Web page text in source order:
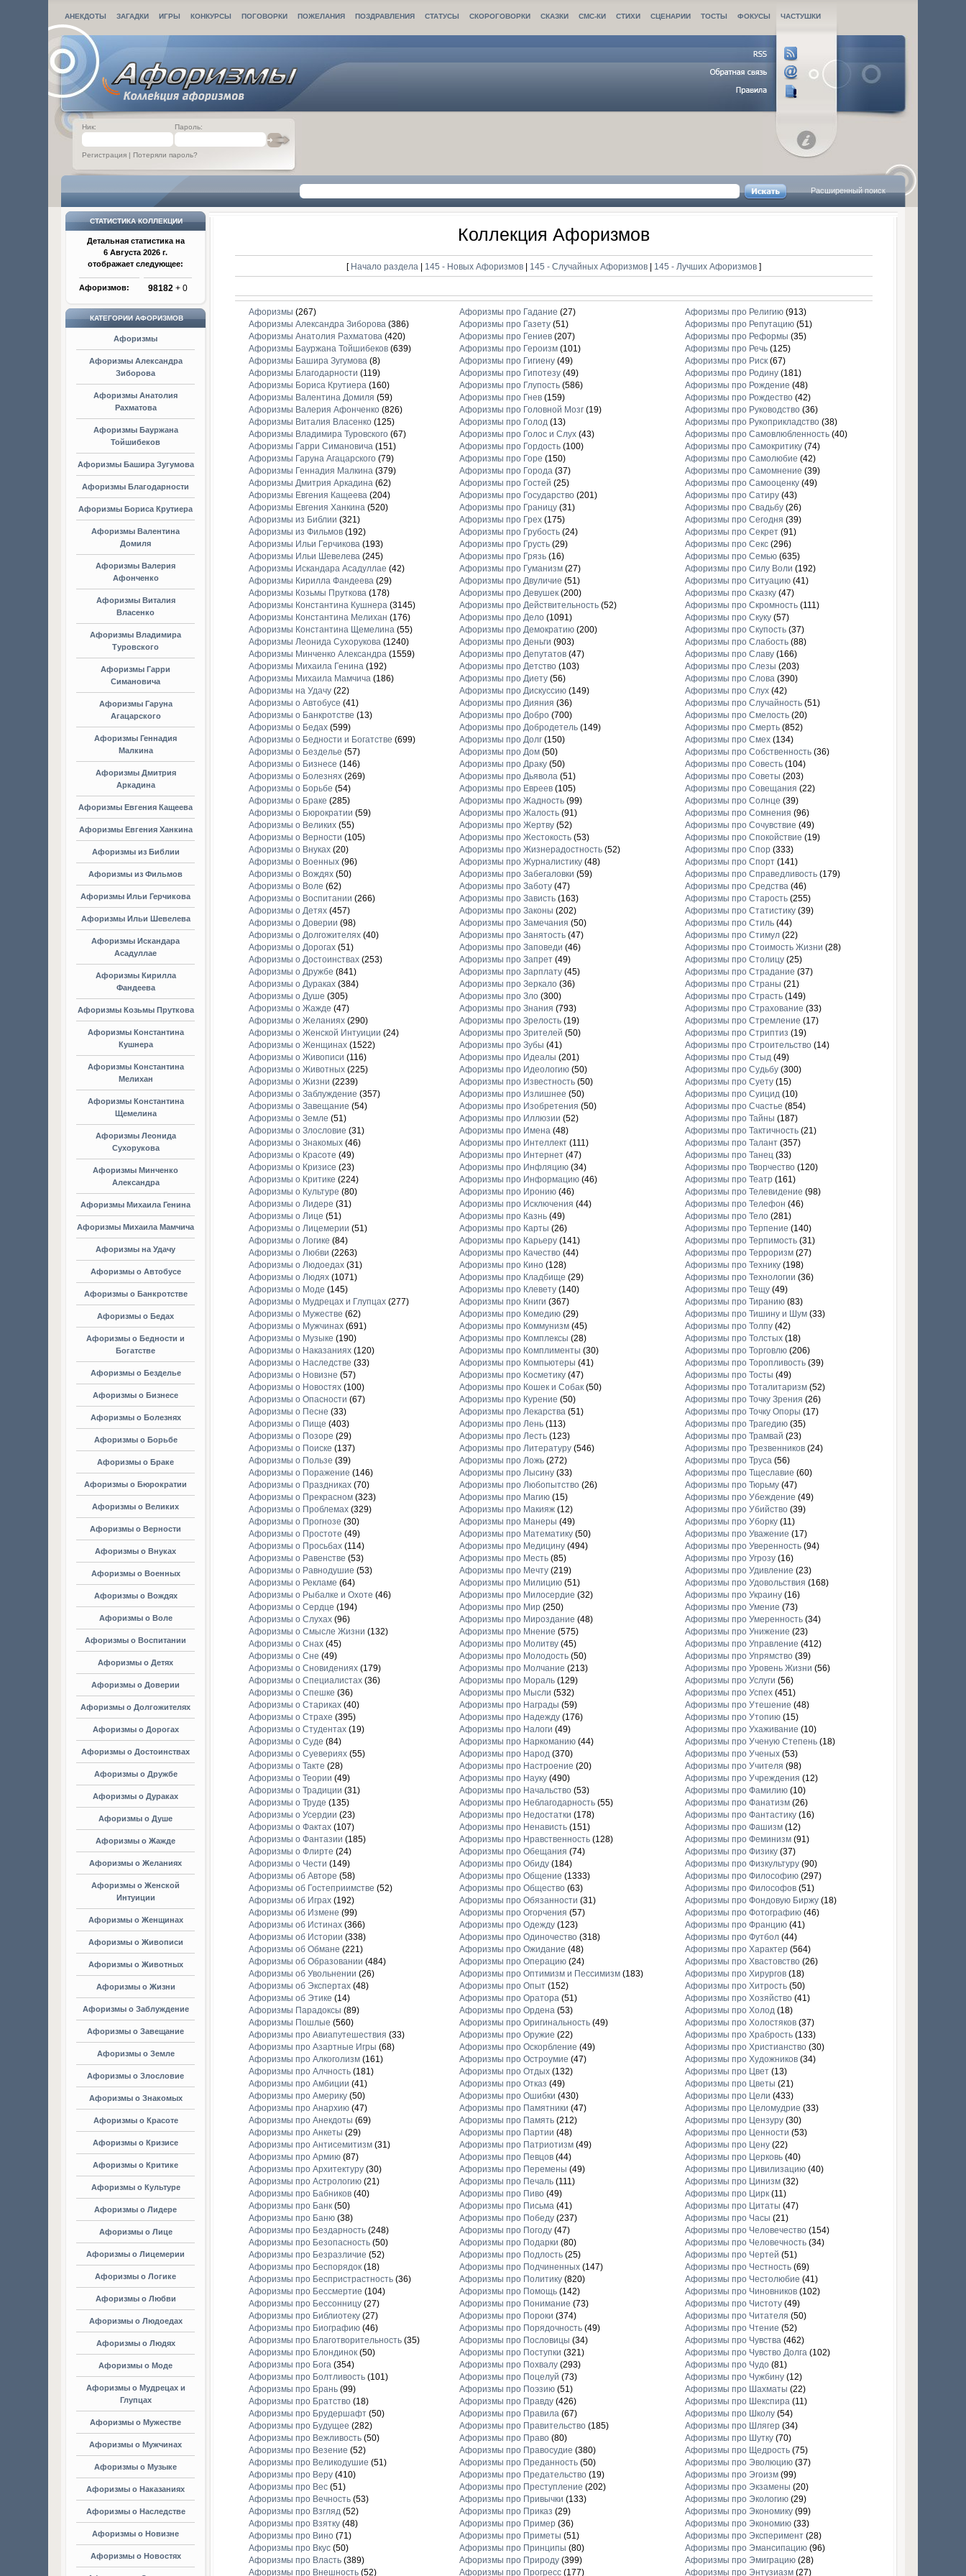
АНЕКДОТЫ ЗАГАДКИ ИГРЫ КОНКУРСЫ ПОГОВОРКИ ПОЖЕЛАНИЯ ПОЗДРАВЛЕНИЯ СТАТУСЫ СКОРОГОВОРКИ СКАЗКИ СМС-КИ СТИХИ СЦЕНАРИИ ТОСТЫ ФОКУСЫ ЧАСТУШКИ
Ник: Пароль:
Регистрация | Потеряли пароль?
Расширенный поиск
СТАТИСТИКА КОЛЛЕКЦИИ
Детальная статистика на
6 Августа 2026 г.
отображает следующее:
Афоризмов: 98182+ 0
КАТЕГОРИИ АФОРИЗМОВ
Афоризмы
Афоризмы Александра
Зиборова
Афоризмы Анатолия
Рахматова
Афоризмы Бауржана
Тойшибеков
Афоризмы Башира Зугумова
Афоризмы Благодарности
Афоризмы Бориса Крутиера
Афоризмы Валентина
Домиля
Афоризмы Валерия
Афонченко
Афоризмы Виталия
Власенко
Афоризмы Владимира
Туровского
Афоризмы Гарри
Симановича
Афоризмы Гаруна
Агацарского
Афоризмы Геннадия
Малкина
Афоризмы Дмитрия
Аркадина
Афоризмы Евгения Кащеева
Афоризмы Евгения Ханкина
Афоризмы из Библии
Афоризмы из Фильмов
Афоризмы Ильи Герчикова
Афоризмы Ильи Шевелева
Афоризмы Искандара
Асадуллае
Афоризмы Кирилла
Фандеева
Афоризмы Козьмы Пруткова
Афоризмы Константина
Кушнера
Афоризмы Константина
Мелихан
Афоризмы Константина
Щемелина
Афоризмы Леонида
Сухорукова
Афоризмы Минченко
Александра
Афоризмы Михаила Генина
Афоризмы Михаила Мамчича
Афоризмы на Удачу
Афоризмы о Автобусе
Афоризмы о Банкротстве
Афоризмы о Бедах
Афоризмы о Бедности и
Богатстве
Афоризмы о Безделье
Афоризмы о Бизнесе
Афоризмы о Болезнях
Афоризмы о Борьбе
Афоризмы о Браке
Афоризмы о Бюрократии
Афоризмы о Великих
Афоризмы о Верности
Афоризмы о Внуках
Афоризмы о Военных
Афоризмы о Вождях
Афоризмы о Воле
Афоризмы о Воспитании
Афоризмы о Детях
Афоризмы о Доверии
Афоризмы о Долгожителях
Афоризмы о Дорогах
Афоризмы о Достоинствах
Афоризмы о Дружбе
Афоризмы о Дураках
Афоризмы о Душе
Афоризмы о Жажде
Афоризмы о Желаниях
Афоризмы о Женской
Интуиции
Афоризмы о Женщинах
Афоризмы о Живописи
Афоризмы о Животных
Афоризмы о Жизни
Афоризмы о Заблуждение
Афоризмы о Завещание
Афоризмы о Земле
Афоризмы о Злословие
Афоризмы о Знакомых
Афоризмы о Красоте
Афоризмы о Кризисе
Афоризмы о Критике
Афоризмы о Культуре
Афоризмы о Лидере
Афоризмы о Лице
Афоризмы о Лицемерии
Афоризмы о Логике
Афоризмы о Любви
Афоризмы о Людоедах
Афоризмы о Людях
Афоризмы о Моде
Афоризмы о Мудрецах и
Глупцах
Афоризмы о Мужестве
Афоризмы о Мужчинах
Афоризмы о Музыке
Афоризмы о Наказаниях
Афоризмы о Наследстве
Афоризмы о Новизне
Афоризмы о Новостях
Коллекция Афоризмов
[ Начало раздела | 145 - Новых Афоризмов | 145 - Случайных Афоризмов | 145 - Лучших Афоризмов]
Афоризмы (267)
Афоризмы Александра Зиборова(386)
Афоризмы Анатолия Рахматова(420)
Афоризмы Бауржана Тойшибеков(639)
Афоризмы Башира Зугумова(8)
Афоризмы Благодарности (119)
Афоризмы Бориса Крутиера(160)
Афоризмы Валентина Домиля (59)
Афоризмы Валерия Афонченко(826)
Афоризмы Виталия Власенко(125)
Афоризмы Владимира Туровского(67)
Афоризмы Гарри Симановича(151)
Афоризмы Гаруна Агацарского(79)
Афоризмы Геннадия Малкина(379)
Афоризмы Дмитрия Аркадина(62)
Афоризмы Евгения Кащеева(204)
Афоризмы Евгения Ханкина(520)
Афоризмы из Библии (321)
Афоризмы из Фильмов(192)
Афоризмы Ильи Герчикова(193)
Афоризмы Ильи Шевелева(245)
Афоризмы Искандара Асадуллае (42)
Афоризмы Кирилла Фандеева(29)
Афоризмы Козьмы Пруткова(178)
Афоризмы Константина Кушнера(3145)
Афоризмы Константина Мелихан (176)
Афоризмы Константина Щемелина(55)
Афоризмы Леонида Сухорукова(1240)
Афоризмы Минченко Александра(1559)
Афоризмы Михаила Генина(192)
Афоризмы Михаила Мамчича(186)
Афоризмы на Удачу(22)
Афоризмы о Автобусе (41)
Афоризмы о Банкротстве (13)
Афоризмы о Бедах(599)
Афоризмы о Бедности и Богатстве (699)
Афоризмы о Безделье (57)
Афоризмы о Бизнесе (146)
Афоризмы о Болезнях(269)
Афоризмы о Борьбе (54)
Афоризмы о Браке (285)
Афоризмы о Бюрократии (59)
Афоризмы о Великих(55)
Афоризмы о Верности (105)
Афоризмы о Внуках(20)
Афоризмы о Военных(96)
Афоризмы о Вождях(50)
Афоризмы о Воле (62)
Афоризмы о Воспитании (266)
Афоризмы о Детях(457)
Афоризмы о Доверии (98)
Афоризмы о Долгожителях(40)
Афоризмы о Дорогах(51)
Афоризмы о Достоинствах(253)
Афоризмы о Дружбе (841)
Афоризмы о Дураках(384)
Афоризмы о Душе (305)
Афоризмы о Жажде (47)
Афоризмы о Желаниях(290)
Афоризмы о Женской Интуиции (24)
Афоризмы о Женщинах(1522)
Афоризмы о Живописи (116)
Афоризмы о Животных(225)
Афоризмы о Жизни (2239)
Афоризмы о Заблуждение (357)
Афоризмы о Завещание (54)
Афоризмы о Земле (51)
Афоризмы о Злословие (31)
Афоризмы о Знакомых(46)
Афоризмы о Красоте (49)
Афоризмы о Кризисе (23)
Афоризмы о Критике (224)
Афоризмы о Культуре (80)
Афоризмы о Лидере (31)
Афоризмы о Лице (51)
Афоризмы о Лицемерии (51)
Афоризмы о Логике (84)
Афоризмы о Любви (2263)
Афоризмы о Людоедах(31)
Афоризмы о Людях(1071)
Афоризмы о Моде (145)
Афоризмы о Мудрецах и Глупцах(277)
Афоризмы о Мужестве (62)
Афоризмы о Мужчинах(691)
Афоризмы о Музыке (190)
Афоризмы о Наказаниях(120)
Афоризмы о Наследстве (33)
Афоризмы о Новизне (57)
Афоризмы о Новостях(100)
Афоризмы о Опасности (67)
Афоризмы о Песне (33)
Афоризмы о Пище (403)
Афоризмы о Позоре (29)
Афоризмы о Поиске (137)
Афоризмы о Пользе (39)
Афоризмы о Поражение (146)
Афоризмы о Праздниках(70)
Афоризмы о Прекрасном(323)
Афоризмы о Проблемах(329)
Афоризмы о Прогнозе (30)
Афоризмы о Простоте (49)
Афоризмы о Просьбах(114)
Афоризмы о Равенстве (53)
Афоризмы о Равнодушие (53)
Афоризмы о Рекламе (64)
Афоризмы о Рыбалке и Охоте (46)
Афоризмы о Сердце (194)
Афоризмы о Слухах(96)
Афоризмы о Смысле Жизни (132)
Афоризмы о Снах(45)
Афоризмы о Сне (49)
Афоризмы о Сновидениях(179)
Афоризмы о Специалистах(36)
Афоризмы о Спешке (36)
Афоризмы о Стариках(40)
Афоризмы о Страхе (395)
Афоризмы о Студентах(19)
Афоризмы о Суде (84)
Афоризмы о Суевериях(55)
Афоризмы о Такте (28)
Афоризмы о Теории (49)
Афоризмы о Традиции (31)
Афоризмы о Труде (135)
Афоризмы о Усердии (23)
Афоризмы о Фактах(107)
Афоризмы о Фантазии (185)
Афоризмы о Флирте (24)
Афоризмы о Чести (149)
Афоризмы об Авторе (58)
Афоризмы об Гостеприимстве (52)
Афоризмы об Играх(192)
Афоризмы об Измене (99)
Афоризмы об Истинах(366)
Афоризмы об Истории (338)
Афоризмы об Обмане (221)
Афоризмы об Образовании (484)
Афоризмы об Увольнении (26)
Афоризмы об Экспертах(48)
Афоризмы об Этике (14)
Афоризмы Парадоксы (89)
Афоризмы Пошлые (560)
Афоризмы про Авиапутешествия (33)
Афоризмы про Азартные Игры (68)
Афоризмы про Алкоголизм(161)
Афоризмы про Алчность(181)
Афоризмы про Амбиции (41)
Афоризмы про Америку(50)
Афоризмы про Анархию(47)
Афоризмы про Анекдоты (69)
Афоризмы про Анкеты (29)
Афоризмы про Антисемитизм(31)
Афоризмы про Армию(87)
Афоризмы про Архитектуру(30)
Афоризмы про Астрологию(21)
Афоризмы про Бабников(40)
Афоризмы про Банк(50)
Афоризмы про Баню(38)
Афоризмы про Бездарность(248)
Афоризмы про Безопасность(50)
Афоризмы про Безразличие (52)
Афоризмы про Беспорядок(18)
Афоризмы про Беспристрастность(36)
Афоризмы про Бессмертие (104)
Афоризмы про Бессонницу(27)
Афоризмы про Библиотеку(27)
Афоризмы про Биографию(46)
Афоризмы про Благотворительность(35)
Афоризмы про Блондинок(50)
Афоризмы про Бога(354)
Афоризмы про Болтливость(101)
Афоризмы про Брань(99)
Афоризмы про Братство(18)
Афоризмы про Брудершафт(50)
Афоризмы про Будущее (282)
Афоризмы про Вежливость(50)
Афоризмы про Везение (52)
Афоризмы про Великодушие (51)
Афоризмы про Веру(410)
Афоризмы про Вес(51)
Афоризмы про Вечность(53)
Афоризмы про Взгляд(52)
Афоризмы про Взятку(48)
Афоризмы про Вино(71)
Афоризмы про Вкус(50)
Афоризмы про Власть(389)
Афоризмы про Внешность(52)
Афоризмы про Гадание (27)
Афоризмы про Газету(51)
Афоризмы про Гениев(207)
Афоризмы про Героизм(101)
Афоризмы про Гигиену(49)
Афоризмы про Гипотезу(49)
Афоризмы про Глупость(586)
Афоризмы про Гнев(159)
Афоризмы про Головной Мозг(19)
Афоризмы про Голод(13)
Афоризмы про Голос и Слух(43)
Афоризмы про Гордость(100)
Афоризмы про Горе (150)
Афоризмы про Города(37)
Афоризмы про Гостей (25)
Афоризмы про Государство(201)
Афоризмы про Границу(31)
Афоризмы про Грех(175)
Афоризмы про Грубость(24)
Афоризмы про Грусть(29)
Афоризмы про Грязь(16)
Афоризмы про Гуманизм(27)
Афоризмы про Двуличие (51)
Афоризмы про Девушек(200)
Афоризмы про Действительность(52)
Афоризмы про Дело(1091)
Афоризмы про Демократию(200)
Афоризмы про Деньги (903)
Афоризмы про Депутатов(47)
Афоризмы про Детство(103)
Афоризмы про Диету(56)
Афоризмы про Дискуссию(149)
Афоризмы про Дияния (36)
Афоризмы про Добро(700)
Афоризмы про Добродетель(149)
Афоризмы про Долг(150)
Афоризмы про Дом(50)
Афоризмы про Драку(50)
Афоризмы про Дьявола(51)
Афоризмы про Евреев(105)
Афоризмы про Жадность(99)
Афоризмы про Жалость(91)
Афоризмы про Жертву(52)
Афоризмы про Жестокость(53)
Афоризмы про Жизнерадостность(52)
Афоризмы про Журналистику(48)
Афоризмы про Забегаловки (59)
Афоризмы про Заботу(47)
Афоризмы про Зависть(163)
Афоризмы про Законы (202)
Афоризмы про Замечания (50)
Афоризмы про Занятость(47)
Афоризмы про Заповеди (46)
Афоризмы про Запрет(49)
Афоризмы про Зарплату(45)
Афоризмы про Зеркало(36)
Афоризмы про Зло(300)
Афоризмы про Знания (793)
Афоризмы про Зрелость(19)
Афоризмы про Зрителей (50)
Афоризмы про Зубы (41)
Афоризмы про Идеалы (201)
Афоризмы про Идеологию(50)
Афоризмы про Известность(50)
Афоризмы про Излишнее (50)
Афоризмы про Изобретения (50)
Афоризмы про Иллюзии (52)
Афоризмы про Имена(48)
Афоризмы про Интеллект(111)
Афоризмы про Интернет(47)
Афоризмы про Инфляцию(34)
Афоризмы про Информацию(46)
Афоризмы про Иронию(46)
Афоризмы про Исключения (44)
Афоризмы про Казнь(49)
Афоризмы про Карты (26)
Афоризмы про Карьеру(141)
Афоризмы про Качество(44)
Афоризмы про Кино(128)
Афоризмы про Кладбище (29)
Афоризмы про Клевету(140)
Афоризмы про Книги (367)
Афоризмы про Комедию(29)
Афоризмы про Коммунизм(45)
Афоризмы про Комплексы (28)
Афоризмы про Комплименты (30)
Афоризмы про Компьютеры (41)
Афоризмы про Косметику(47)
Афоризмы про Кошек и Собак(50)
Афоризмы про Курение (50)
Афоризмы про Лекарства(51)
Афоризмы про Лень(113)
Афоризмы про Лесть(123)
Афоризмы про Литературу(546)
Афоризмы про Ложь(272)
Афоризмы про Лысину(33)
Афоризмы про Любопытство(26)
Афоризмы про Магию(15)
Афоризмы про Макияж(12)
Афоризмы про Манеры (49)
Афоризмы про Математику(50)
Афоризмы про Медицину(494)
Афоризмы про Месть(85)
Афоризмы про Мечту(219)
Афоризмы про Милицию(51)
Афоризмы про Милосердие (32)
Афоризмы про Мир(250)
Афоризмы про Мироздание (48)
Афоризмы про Мнение (575)
Афоризмы про Молитву(45)
Афоризмы про Молодость(50)
Афоризмы про Молчание (213)
Афоризмы про Мораль(129)
Афоризмы про Мысли (532)
Афоризмы про Награды (59)
Афоризмы про Надежду(176)
Афоризмы про Налоги (49)
Афоризмы про Наркоманию(44)
Афоризмы про Народ(370)
Афоризмы про Настроение (20)
Афоризмы про Науку(490)
Афоризмы про Начальство(53)
Афоризмы про Неблагодарность(55)
Афоризмы про Недостатки (178)
Афоризмы про Ненависть(151)
Афоризмы про Нравственность(128)
Афоризмы про Обещания (74)
Афоризмы про Обиду(184)
Афоризмы про Общение (1333)
Афоризмы про Общество(63)
Афоризмы про Обязанности (31)
Афоризмы про Огорчения (57)
Афоризмы про Одежду(123)
Афоризмы про Одиночество(318)
Афоризмы про Ожидание (48)
Афоризмы про Операцию(24)
Афоризмы про Оптимизм и Пессимизм(183)
Афоризмы про Опыт(152)
Афоризмы про Оратора(51)
Афоризмы про Ордена(53)
Афоризмы про Оригинальность(49)
Афоризмы про Оружие (22)
Афоризмы про Оскорбление (49)
Афоризмы про Остроумие (47)
Афоризмы про Отдых(132)
Афоризмы про Отказ (49)
Афоризмы про Ошибки (430)
Афоризмы про Памятники (47)
Афоризмы про Память(212)
Афоризмы про Партии (48)
Афоризмы про Патриотизм(49)
Афоризмы про Певцов(44)
Афоризмы про Перемены (49)
Афоризмы про Печаль(111)
Афоризмы про Пиво(49)
Афоризмы про Письма(41)
Афоризмы про Победу(237)
Афоризмы про Погоду(47)
Афоризмы про Подарки (80)
Афоризмы про Подлость(25)
Афоризмы про Подчиненных(147)
Афоризмы про Политику(820)
Афоризмы про Помощь(142)
Афоризмы про Понимание (73)
Афоризмы про Пороки (374)
Афоризмы про Порядочность(49)
Афоризмы про Пословицы (34)
Афоризмы про Поступки (321)
Афоризмы про Похвалу(293)
Афоризмы про Поцелуй (73)
Афоризмы про Поэзию(51)
Афоризмы про Правду(426)
Афоризмы про Правила(67)
Афоризмы про Правительство(185)
Афоризмы про Право(80)
Афоризмы про Правосудие (380)
Афоризмы про Преданность(50)
Афоризмы про Предательство(19)
Афоризмы про Преступление (202)
Афоризмы про Привычки (133)
Афоризмы про Приказ (29)
Афоризмы про Пример(36)
Афоризмы про Приметы (51)
Афоризмы про Принципы (80)
Афоризмы про Природу(399)
Афоризмы про Прогресс(177)
Афоризмы про Религию(913)
Афоризмы про Репутацию(51)
Афоризмы про Реформы (35)
Афоризмы про Речь(125)
Афоризмы про Риск(67)
Афоризмы про Родину(181)
Афоризмы про Рождение (48)
Афоризмы про Рождество(42)
Афоризмы про Руководство(36)
Афоризмы про Рукоприкладство(38)
Афоризмы про Самовлюбленность(40)
Афоризмы про Самокритику(74)
Афоризмы про Самолюбие (42)
Афоризмы про Самомнение (39)
Афоризмы про Самооценку(49)
Афоризмы про Сатиру(43)
Афоризмы про Свадьбу(26)
Афоризмы про Сегодня (39)
Афоризмы про Секрет(91)
Афоризмы про Секс(296)
Афоризмы про Семью(635)
Афоризмы про Силу Воли (192)
Афоризмы про Ситуацию(41)
Афоризмы про Сказку(47)
Афоризмы про Скромность(111)
Афоризмы про Скуку(57)
Афоризмы про Скупость(37)
Афоризмы про Слабость(88)
Афоризмы про Славу(166)
Афоризмы про Слезы (203)
Афоризмы про Слова(390)
Афоризмы про Слух(42)
Афоризмы про Случайность(51)
Афоризмы про Смелость(20)
Афоризмы про Смерть(852)
Афоризмы про Смех(134)
Афоризмы про Собственность(36)
Афоризмы про Совесть(104)
Афоризмы про Советы (203)
Афоризмы про Совещания (22)
Афоризмы про Солнце (39)
Афоризмы про Сомнения (96)
Афоризмы про Сочувствие (49)
Афоризмы про Спокойствие (19)
Афоризмы про Спор(333)
Афоризмы про Спорт(141)
Афоризмы про Справедливость(179)
Афоризмы про Средства(46)
Афоризмы про Старость(255)
Афоризмы про Статистику(39)
Афоризмы про Стиль(44)
Афоризмы про Стимул(22)
Афоризмы про Стоимость Жизни (28)
Афоризмы про Столицу(25)
Афоризмы про Страдание (37)
Афоризмы про Страны (21)
Афоризмы про Страсть(149)
Афоризмы про Страхование (33)
Афоризмы про Стремление (17)
Афоризмы про Стриптиз (19)
Афоризмы про Строительство(14)
Афоризмы про Стыд(49)
Афоризмы про Судьбу(300)
Афоризмы про Суету(15)
Афоризмы про Суицид(10)
Афоризмы про Счастье (854)
Афоризмы про Тайны (187)
Афоризмы про Тактичность(21)
Афоризмы про Талант(357)
Афоризмы про Танец(33)
Афоризмы про Творчество(120)
Афоризмы про Театр(161)
Афоризмы про Телевидение (98)
Афоризмы про Телефон (46)
Афоризмы про Тело(281)
Афоризмы про Терпение (140)
Афоризмы про Терпимость(31)
Афоризмы про Терроризм(27)
Афоризмы про Технику(198)
Афоризмы про Технологии (36)
Афоризмы про Тещу(49)
Афоризмы про Тиранию(83)
Афоризмы про Тишину и Шум(33)
Афоризмы про Толпу(42)
Афоризмы про Толстых(18)
Афоризмы про Торговлю(206)
Афоризмы про Торопливость(39)
Афоризмы про Тосты (49)
Афоризмы про Тоталитаризм(52)
Афоризмы про Точку Зрения (26)
Афоризмы про Точку Опоры (17)
Афоризмы про Трагедию(35)
Афоризмы про Трамвай (23)
Афоризмы про Трезвенников(24)
Афоризмы про Труса(56)
Афоризмы про Тщеславие (60)
Афоризмы про Тюрьму(47)
Афоризмы про Убеждение (49)
Афоризмы про Убийство(39)
Афоризмы про Уборку(11)
Афоризмы про Уважение (17)
Афоризмы про Уверенность(94)
Афоризмы про Угрозу(16)
Афоризмы про Удивление (23)
Афоризмы про Удовольствия (168)
Афоризмы про Украину(16)
Афоризмы про Умение (73)
Афоризмы про Умеренность(34)
Афоризмы про Унижение (23)
Афоризмы про Управление (412)
Афоризмы про Упрямство(39)
Афоризмы про Уровень Жизни (56)
Афоризмы про Услуги (56)
Афоризмы про Успех(451)
Афоризмы про Утешение (48)
Афоризмы про Утопию(15)
Афоризмы про Ухаживание (10)
Афоризмы про Ученую Степень(18)
Афоризмы про Ученых(53)
Афоризмы про Учителя (98)
Афоризмы про Учреждения (12)
Афоризмы про Фамилию(10)
Афоризмы про Фанатизм(26)
Афоризмы про Фантастику(16)
Афоризмы про Фашизм(12)
Афоризмы про Феминизм(91)
Афоризмы про Физику(37)
Афоризмы про Физкультуру(90)
Афоризмы про Философию(297)
Афоризмы про Философов(51)
Афоризмы про Фондовую Биржу(18)
Афоризмы про Фотографию(46)
Афоризмы про Францию(41)
Афоризмы про Футбол(44)
Афоризмы про Характер(564)
Афоризмы про Хвастовство(26)
Афоризмы про Хирургов(18)
Афоризмы про Хитрость(50)
Афоризмы про Хозяйство(41)
Афоризмы про Холод(18)
Афоризмы про Холостяков(37)
Афоризмы про Храбрость(133)
Афоризмы про Христианство(30)
Афоризмы про Художников(34)
Афоризмы про Цвет(13)
Афоризмы про Цветы (21)
Афоризмы про Цели (433)
Афоризмы про Целомудрие (33)
Афоризмы про Цензуру(30)
Афоризмы про Ценности (53)
Афоризмы про Цену(22)
Афоризмы про Церковь(40)
Афоризмы про Цивилизацию(40)
Афоризмы про Цинизм(32)
Афоризмы про Цирк(11)
Афоризмы про Цитаты (47)
Афоризмы про Часы (21)
Афоризмы про Человечество(154)
Афоризмы про Человечность(34)
Афоризмы про Чертей (51)
Афоризмы про Честность(69)
Афоризмы про Честолюбие (41)
Афоризмы про Чиновников(102)
Афоризмы про Чистоту(49)
Афоризмы про Читателя (50)
Афоризмы про Чтение (52)
Афоризмы про Чувства(462)
Афоризмы про Чувство Долга(102)
Афоризмы про Чудо(81)
Афоризмы про Чужбину(12)
Афоризмы про Шахматы (22)
Афоризмы про Шекспира(11)
Афоризмы про Школу(54)
Афоризмы про Шлягер(34)
Афоризмы про Шутку(70)
Афоризмы про Щедрость(75)
Афоризмы про Эволюцию(37)
Афоризмы про Эгоизм(99)
Афоризмы про Экзамены (20)
Афоризмы про Экологию(29)
Афоризмы про Экономику(99)
Афоризмы про Экономию(33)
Афоризмы про Эксперимент(28)
Афоризмы про Эмансипацию(96)
Афоризмы про Эмиграцию(28)
Афоризмы про Энтузиазм(27)